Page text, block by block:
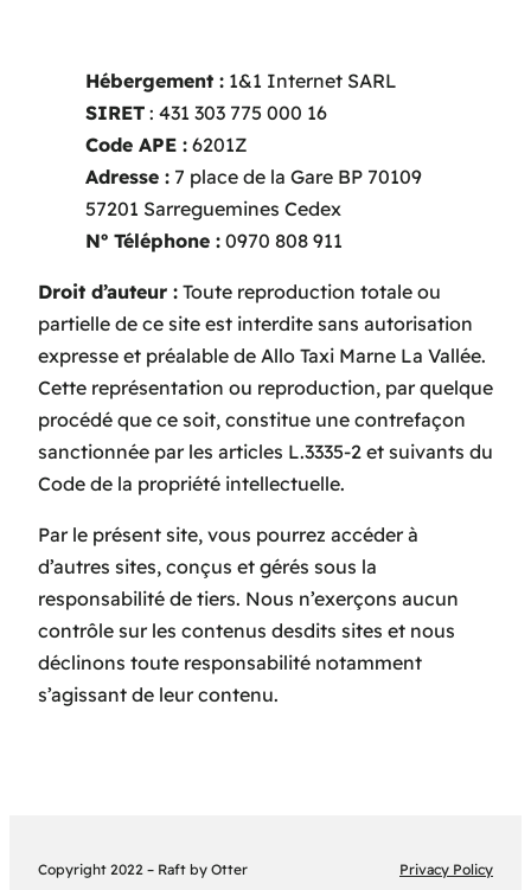
Hébergement : 1&1 Internet SARL
SIRET : 431 303 775 000 16
Code APE : 6201Z
Adresse : 7 place de la Gare BP 70109
57201 Sarreguemines Cedex
Nº Téléphone : 0970 808 911
Droit d’auteur : Toute reproduction totale ou
partielle de ce site est interdite sans autorisation
expresse et préalable de Allo Taxi Marne La Vallée.
Cette représentation ou reproduction, par quelque
procédé que ce soit, constitue une contrefaçon
sanctionnée par les articles L.3335-2 et suivants du
Code de la propriété intellectuelle.
Par le présent site, vous pourrez accéder à
d’autres sites, conçus et gérés sous la
responsabilité de tiers. Nous n’exerçons aucun
contrôle sur les contenus desdits sites et nous
déclinons toute responsabilité notamment
s’agissant de leur contenu.
Copyright 2022 – Raft by Otter Privacy Policy